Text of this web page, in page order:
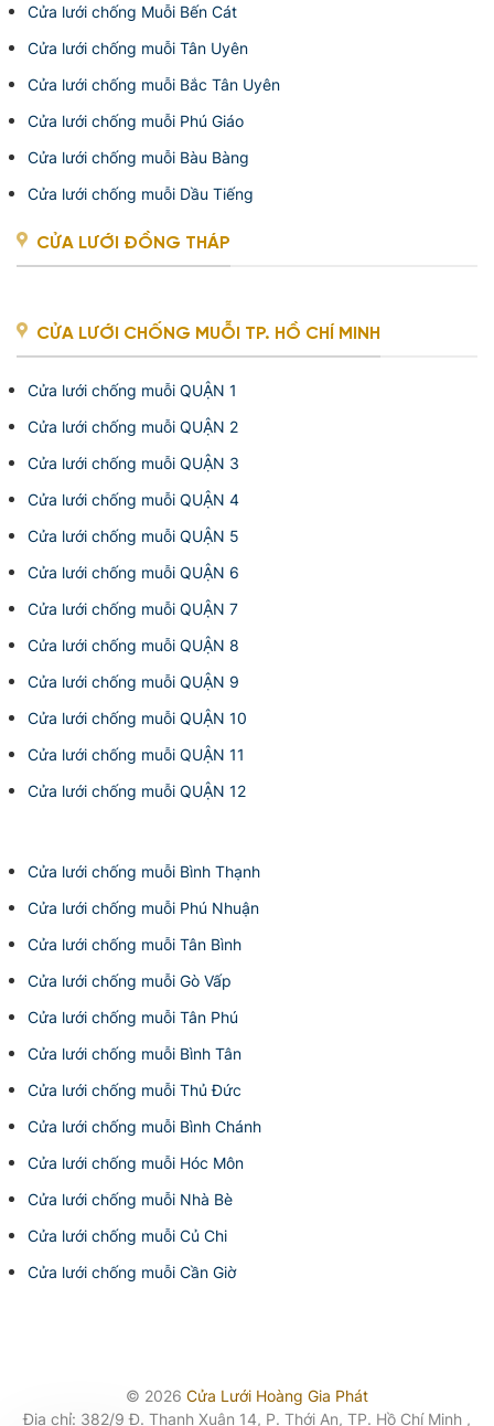
Cửa lưới chống Muỗi Bến Cát
Cửa lưới chống muỗi Tân Uyên
Cửa lưới chống muỗi Bắc Tân Uyên
Cửa lưới chống muỗi Phú Giáo
Cửa lưới chống muỗi Bàu Bàng
Cửa lưới chống muỗi Dầu Tiếng
CỬA LƯỚI ĐỒNG THÁP
CỬA LƯỚI CHỐNG MUỖI TP. HỒ CHÍ MINH
Cửa lưới chống muỗi QUẬN 1
Cửa lưới chống muỗi QUẬN 2
Cửa lưới chống muỗi QUẬN 3
Cửa lưới chống muỗi QUẬN 4
Cửa lưới chống muỗi QUẬN 5
Cửa lưới chống muỗi QUẬN 6
Cửa lưới chống muỗi QUẬN 7
Cửa lưới chống muỗi QUẬN 8
Cửa lưới chống muỗi QUẬN 9
Cửa lưới chống muỗi QUẬN 10
Cửa lưới chống muỗi QUẬN 11
Cửa lưới chống muỗi QUẬN 12
Cửa lưới chống muỗi Bình Thạnh
Cửa lưới chống muỗi Phú Nhuận
Cửa lưới chống muỗi Tân Bình
Cửa lưới chống muỗi Gò Vấp
Cửa lưới chống muỗi Tân Phú
Cửa lưới chống muỗi Bình Tân
Cửa lưới chống muỗi Thủ Đức
Cửa lưới chống muỗi Bình Chánh
Cửa lưới chống muỗi Hóc Môn
Cửa lưới chống muỗi Nhà Bè
Cửa lưới chống muỗi Củ Chi
Cửa lưới chống muỗi Cần Giờ
© 2026 Cửa Lưới Hoàng Gia Phát
Địa chỉ: 382/9 Đ. Thạnh Xuân 14, P. Thới An, TP. Hồ Chí Minh ,